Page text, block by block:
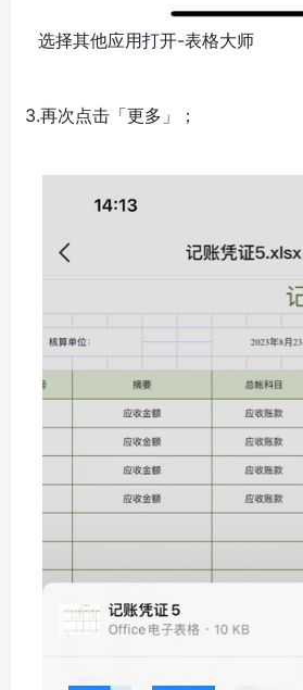
选择其他应用打开-表格大师
3.再次点击「更多」；